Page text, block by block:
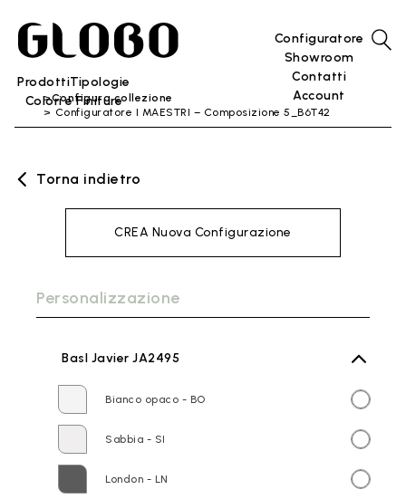
ProdottiTipologie
Colori e Finiture
Configuratore
Showroom
Contatti
Account
Configura collezione
Configuratore I MAESTRI – Composizione 5_B6T42
Torna indietro
CREA Nuova Configurazione
Personalizzazione
BasI Javier JA2495
Bianco opaco - BO
Sabbia - SI
London - LN